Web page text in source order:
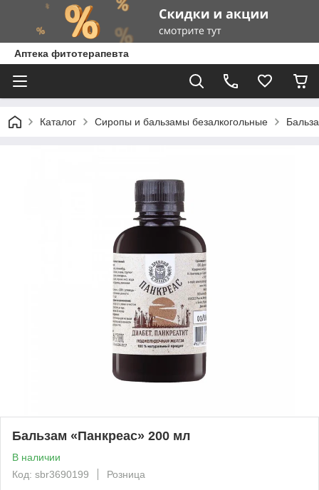
Аптека фитотерапевта
Каталог Сиропы и бальзамы безалкогольные
Бальзам «Панкреас» 200 мл
В наличии
Код: sbr3690199
Розница